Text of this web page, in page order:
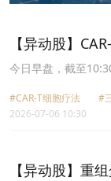
【异动股】
(920344.CN)涨
今日早盘，截至
12.82%报36.17元，
股份(300363.CN)涨
66.26元。
#CAR-T细胞疗法 #
2026-07-06 10:30
【异动股】重